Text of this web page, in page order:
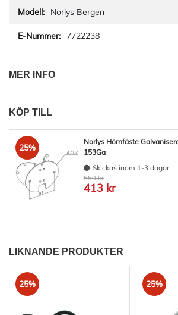
Norlys Bergen
7722238
MER INFO
KÖP TILL
25%
Norlys Hörnfäste
153Ga
Skickas inom 1-3 dagar
550 kr
413 kr
LIKNANDE PRODUKTER
25% 25%